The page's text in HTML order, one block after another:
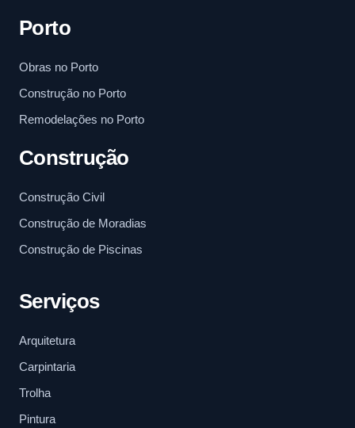
Porto
Obras no Porto
Construção no Porto
Remodelações no Porto
Construção
Construção Civil
Construção de Moradias
Construção de Piscinas
Serviços
Arquitetura
Carpintaria
Trolha
Pintura